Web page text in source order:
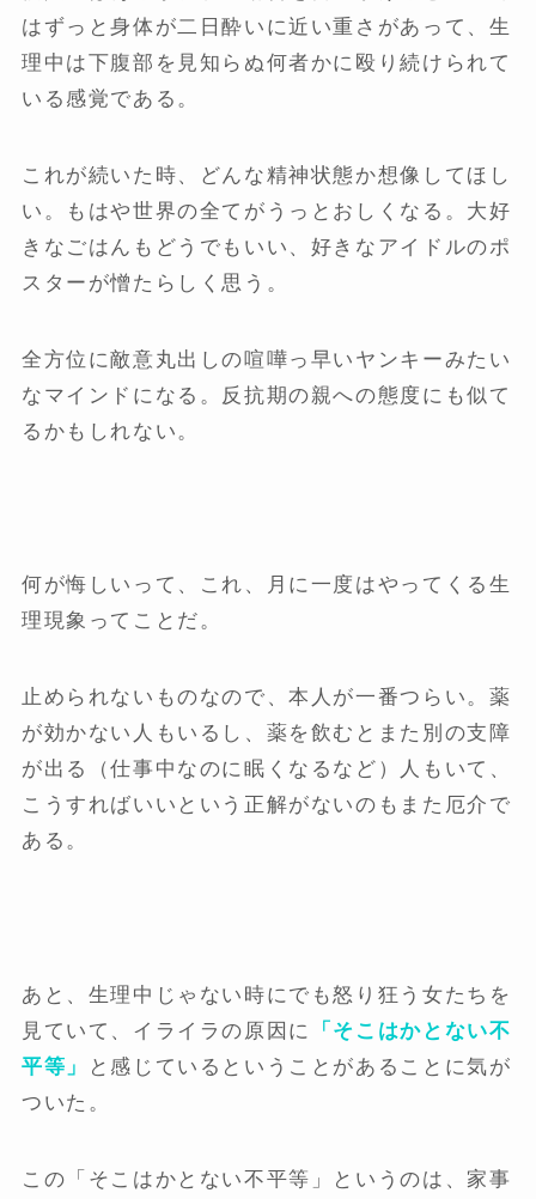
はずっと身体が二日酔いに近い重さがあって、生
理中は下腹部を見知らぬ何者かに殴り続けられて
いる感覚である。
これが続いた時、どんな精神状態か想像してほし
い。もはや世界の全てがうっとおしくなる。大好
きなごはんもどうでもいい、好きなアイドルのポ
スターが憎たらしく思う。
全方位に敵意丸出しの喧嘩っ早いヤンキーみたい
なマインドになる。反抗期の親への態度にも似て
るかもしれない。
何が悔しいって、これ、月に一度はやってくる生
理現象ってことだ。
止められないものなので、本人が一番つらい。薬
が効かない人もいるし、薬を飲むとまた別の支障
が出る（仕事中なのに眠くなるなど）人もいて、
こうすればいいという正解がないのもまた厄介で
ある。
あと、生理中じゃない時にでも怒り狂う女たちを
見ていて、イライラの原因に
「そこはかとない不
平等」
と感じているということがあることに気が
ついた。
この「そこはかとない不平等」というのは、家事